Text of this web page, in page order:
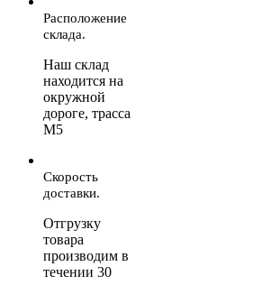
Расположение
склада.
Наш склад
находится на
окружной
дороге, трасса
М5
Скорость
доставки.
Отгрузку
товара
производим в
течении 30